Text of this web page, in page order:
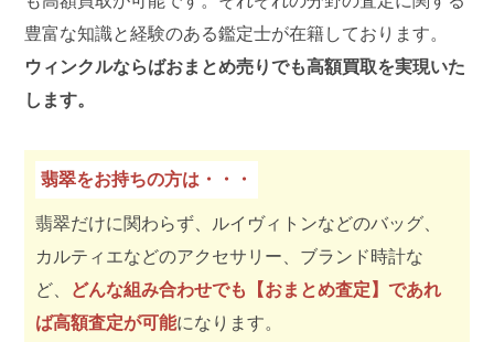
豊富な知識と経験のある鑑定士が在籍しております。
ウィンクルならばおまとめ売りでも高額買取を実現いた
します。
翡翠をお持ちの方は・・・
翡翠だけに関わらず、ルイヴィトンなどのバッグ、
カルティエなどのアクセサリー、ブランド時計な
ど、 どんな組み合わせでも【おまとめ査定】であれ
ば高額査定が可能になります。